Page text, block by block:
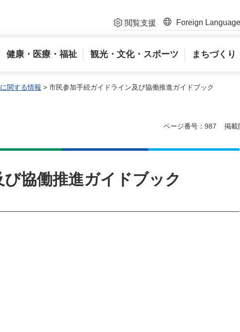
閲覧支援 Foreign Language
健康・医療・福祉 観光・文化・スポーツ まちづくり
関する情報 > 市民参加手続ガイドライン及び協働推進ガイドブック
ページ番号：987 掲載
協働推進ガイドブック